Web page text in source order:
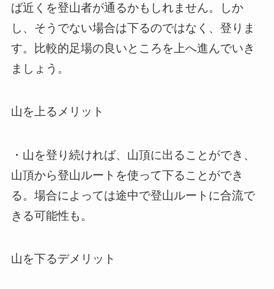
ば近くを登山者が通るかもしれません。しか
し、そうでない場合は下るのではなく、登りま
す。比較的足場の良いところを上へ進んでいき
ましょう。
山を上るメリット
・山を登り続ければ、山頂に出ることができ、
山頂から登山ルートを使って下ることができ
る。場合によっては途中で登山ルートに合流で
きる可能性も。
山を下るデメリット